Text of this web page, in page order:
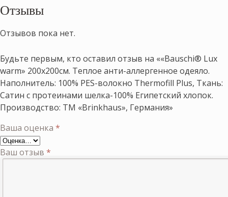
Отзывы
Отзывов пока нет.
Будьте первым, кто оставил отзыв на ««Bauschi® Lux
warm» 200х200см. Теплое анти-аллергенное одеяло.
Наполнитель: 100% PES-волокно Thermofill Plus, Ткань:
Сатин с протеинами шелка-100% Египетский хлопок.
Производство: ТМ «Brinkhaus», Германия»
Ваша оценка *
Ваш отзыв *